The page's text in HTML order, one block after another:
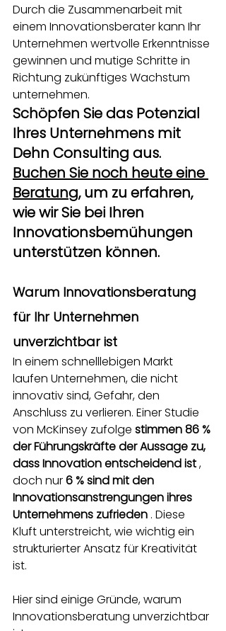
Durch die Zusammenarbeit mit
einem Innovationsberater kann Ihr
Unternehmen wertvolle Erkenntnisse
gewinnen und mutige Schritte in
Richtung zukünftiges Wachstum
unternehmen.
Schöpfen Sie das Potenzial
Ihres Unternehmens mit
Dehn Consulting aus.
Buchen Sie noch heute eine
Beratung, um zu erfahren,
wie wir Sie bei Ihren
Innovationsbemühungen
unterstützen können.
Warum Innovationsberatung
für Ihr Unternehmen
unverzichtbar ist
In einem schnelllebigen Markt
laufen Unternehmen, die nicht
innovativ sind, Gefahr, den
Anschluss zu verlieren. Einer Studie
von McKinsey zufolge stimmen 86 %
der Führungskräfte der Aussage zu,
dass Innovation entscheidend ist,
doch nur6 % sind mit den
Innovationsanstrengungen ihres
Unternehmens zufrieden . Diese
Kluft unterstreicht, wie wichtig ein
strukturierter Ansatz für Kreativität
ist.
Hier sind einige Gründe, warum
Innovationsberatung unverzichtbar